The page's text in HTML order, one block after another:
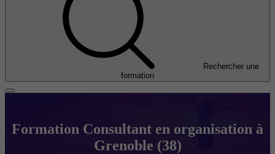
Rechercher une
formation
Formation Consultant en organisation à
Grenoble (38)